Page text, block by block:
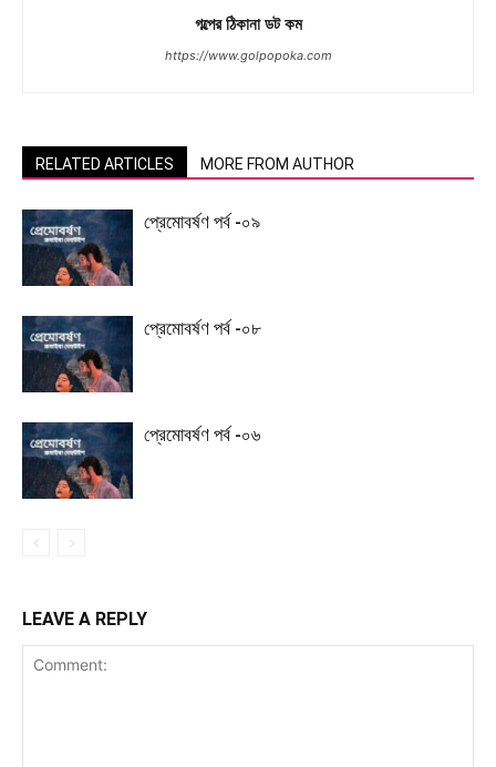
গল্পের ঠিকানা ডট কম
https://www.golpopoka.com
RELATED ARTICLES MORE FROM AUTHOR
প্রেমোবর্ষণ পর্ব -০৯
প্রেমোবর্ষণ পর্ব -০৮
প্রেমোবর্ষণ পর্ব -০৬
LEAVE A REPLY